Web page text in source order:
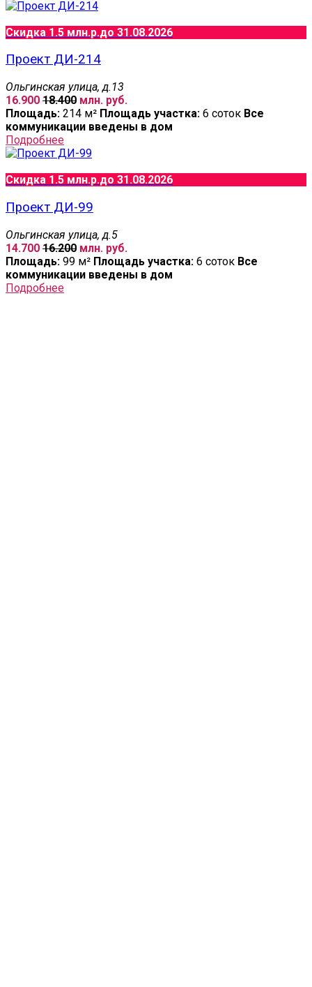
Скидка 1.5 млн.р.до 31.08.2026
Проект ДИ-214
Ольгинская улица, д.13
16.900 18.400 млн. руб.
Площадь: 214 м² Площадь участка: 6 соток Все
коммуникации введены в дом
Подробнее
Скидка 1.5 млн.р.до 31.08.2026
Проект ДИ-99
Ольгинская улица, д.5
14.700 16.200 млн. руб.
Площадь: 99 м² Площадь участка: 6 соток Все
коммуникации введены в дом
Подробнее